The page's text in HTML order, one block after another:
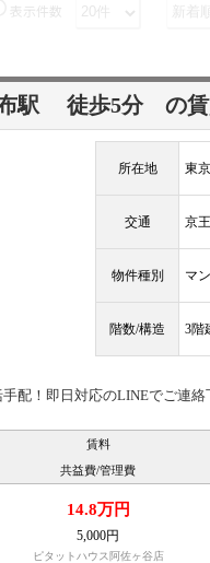
表示件数
駅 徒歩5分 の
所在地 東
交通 京
物件種別 マ
階数/構造 3階
配！即日対応のLINEでご連絡
賃料
共益費/管理費
14.8万円
5,000円
ピタットハウス阿佐ヶ谷店